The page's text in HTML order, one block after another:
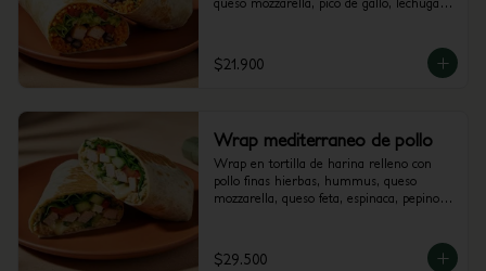
$21.900
Wrap mediterraneo de pollo
Wrap en tortilla de harina relleno con
pollo finas hierbas, hummus, queso
mozzarella, queso feta, espinaca, pepino,
$29.500